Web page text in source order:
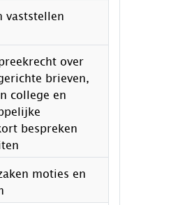
vaststellen
over
brieven,
college en
bespreken
moties en